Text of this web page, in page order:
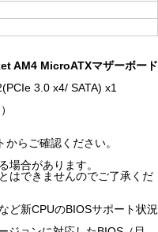
AM4 MicroATXマザーボード
3.0 x4/ SATA) x1
らご確認ください。
場合があります。
はできませんのでご了承くだ
ど新CPUのBIOSサポート状況